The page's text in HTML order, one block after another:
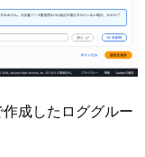
成したロググルー